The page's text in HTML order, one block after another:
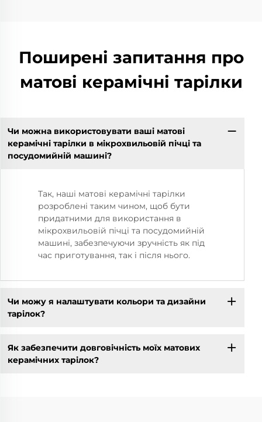
Поширені запитання про
матові керамічні тарілки
Чи можна використовувати ваші матові
керамічні тарілки в мікрохвильовій пічці та
посудомийній машині?
Так, наші матові керамічні тарілки
розроблені таким чином, щоб бути
придатними для використання в
мікрохвильовій пічці та посудомийній
машині, забезпечуючи зручність як під
час приготування, так і після нього.
Чи можу я налаштувати кольори та дизайни
тарілок?
Як забезпечити довговічність моїх матових
керамічних тарілок?